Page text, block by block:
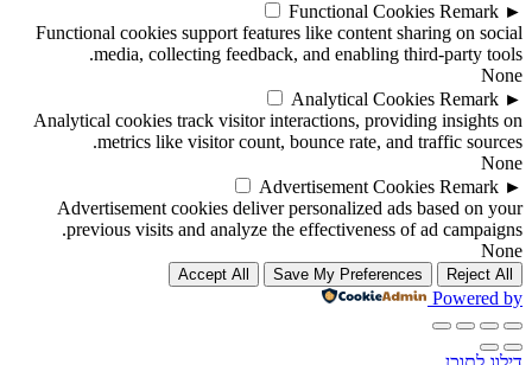
►
Functional Cookies Remark
Functional cookies support features like content sharing on social
media, collecting feedback, and enabling third-party tools.
None
►
Analytical Cookies Remark
Analytical cookies track visitor interactions, providing insights on
metrics like visitor count, bounce rate, and traffic sources.
None
►
Advertisement Cookies Remark
Advertisement cookies deliver personalized ads based on your
previous visits and analyze the effectiveness of ad campaigns.
None
Reject All
Save My Preferences
Accept All
Powered by